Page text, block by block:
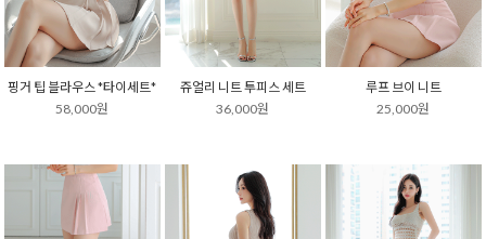
핑거 팁 블라우스 *타이세트*
58,000원
쥬얼리 니트 투피스 세트
36,000원
루프 브이 니트
25,000원